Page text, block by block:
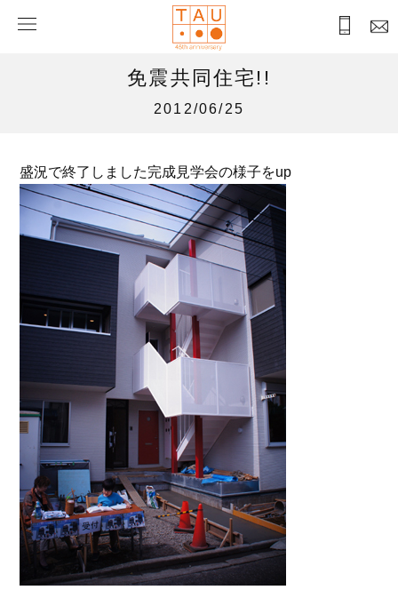
免震共同住宅!!
2012/06/25
盛況で終了しました完成見学会の様子をup